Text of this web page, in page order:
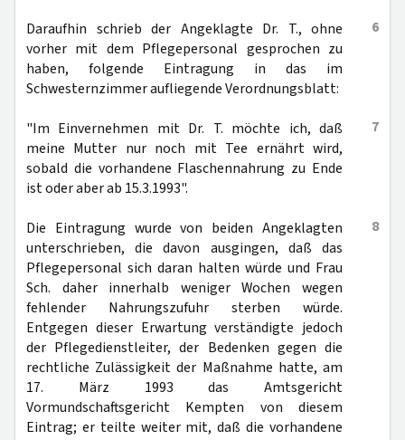
6
Daraufhin schrieb der Angeklagte Dr. T., ohne
vorher mit dem Pflegepersonal gesprochen zu
haben, folgende Eintragung in das im
Schwesternzimmer aufliegende Verordnungsblatt:
7
"Im Einvernehmen mit Dr. T. möchte ich, daß
meine Mutter nur noch mit Tee ernährt wird,
sobald die vorhandene Flaschennahrung zu Ende
ist oder aber ab 15.3.1993".
8
Die Eintragung wurde von beiden Angeklagten
unterschrieben, die davon ausgingen, daß das
Pflegepersonal sich daran halten würde und Frau
Sch. daher innerhalb weniger Wochen wegen
fehlender Nahrungszufuhr sterben würde.
Entgegen dieser Erwartung verständigte jedoch
der Pflegedienstleiter, der Bedenken gegen die
rechtliche Zulässigkeit der Maßnahme hatte, am
17. März 1993 das Amtsgericht
Vormundschaftsgericht Kempten von diesem
Eintrag; er teilte weiter mit, daß die vorhandene